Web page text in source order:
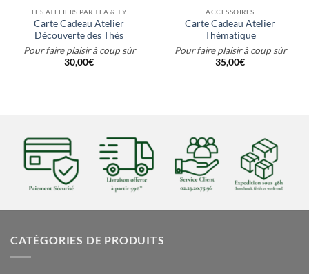
LES ATELIERS PAR TEA & TY
Carte Cadeau Atelier
Découverte des Thés
Pour faire plaisir à coup sûr
30,00€
ACCESSOIRES
Carte Cadeau Atelier
Thématique
Pour faire plaisir à coup sûr
35,00€
CATÉGORIES DE PRODUITS